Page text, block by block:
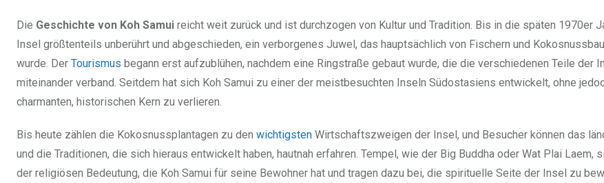
Die Geschichte von Koh Samui reicht weit zurück und ist durchzogen von Kultur und Tradition. Bis in die späten 1970er
Insel größtenteils unberührt und abgeschieden, ein verborgenes Juwel, das hauptsächlich von Fischern und
wurde. Der Tourismus begann erst aufzublühen, nachdem eine Ringstraße gebaut wurde, die die verschiedenen Teile der
miteinander verband. Seitdem hat sich Koh Samui zu einer der meistbesuchten Inseln Südostasiens entwickelt, ohne
charmanten, historischen Kern zu verlieren.
Bis heute zählen die Kokosnussplantagen zu den wichtigsten Wirtschaftszweigen der Insel, und Besucher können das
und die Traditionen, die sich hieraus entwickelt haben, hautnah erfahren. Tempel, wie der Big Buddha oder Wat Plai Laem,
der religiösen Bedeutung, die Koh Samui für seine Bewohner hat und tragen dazu bei, die spirituelle Seite der Insel zu